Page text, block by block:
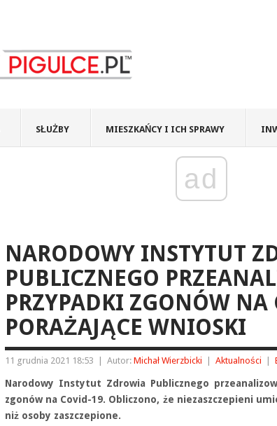
SŁUŻBY MIESZKAŃCY I ICH SPRAWY
ad
NARODOWY INSTYTUT
PUBLICZNEGO
PRZYPADKI ZGONÓW NA
PORAŻAJĄCE WNIOSKI
11 grudnia 2021 18:53 Autor: Michał Wierzbicki Aktualności
Narodowy Instytut Zdrowia Publicznego
zgonów na Covid-19. Obliczono, że niezaszczepieni
niż osoby zaszczepione.